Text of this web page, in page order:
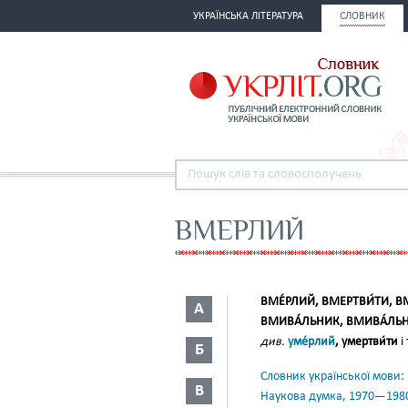
УКРАЇНСЬКА ЛІТЕРАТУРА СЛОВНИК
ВМЕРЛИЙ
А
Б
В
ВМЕ́РЛИЙ, ВМЕРТВИ́ТИ,
ВМИВА́ЛЬНИК,
див. уме́рлий, умертви́ти
Словник української
Наукова думка,